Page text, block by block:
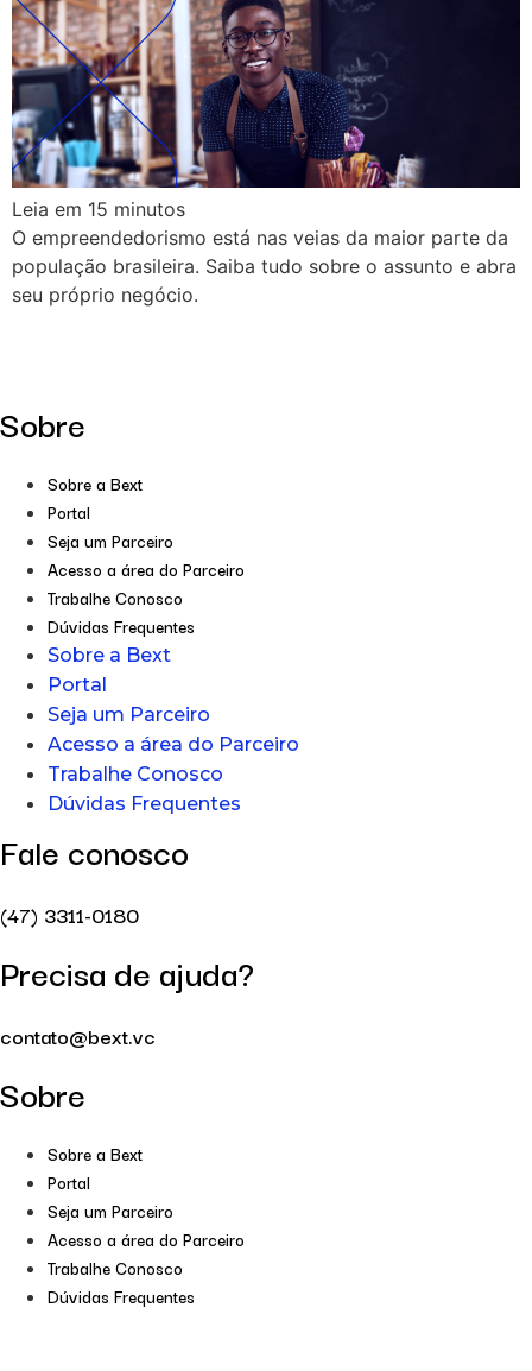
Leia em 15 minutos
O empreendedorismo está nas veias da maior parte da
população brasileira. Saiba tudo sobre o assunto e abra
seu próprio negócio.
Sobre
Sobre a Bext
Portal
Seja um Parceiro
Acesso a área do Parceiro
Trabalhe Conosco
Dúvidas Frequentes
Sobre a Bext
Portal
Seja um Parceiro
Acesso a área do Parceiro
Trabalhe Conosco
Dúvidas Frequentes
Fale conosco
(47) 3311-0180
Precisa de ajuda?
contato@bext.vc
Sobre
Sobre a Bext
Portal
Seja um Parceiro
Acesso a área do Parceiro
Trabalhe Conosco
Dúvidas Frequentes